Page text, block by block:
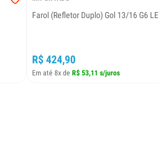
Farol (Refletor Duplo) Gol 13/16 G6 LE
R$ 424,90
Em até 8x de R$ 53,11 s/juros